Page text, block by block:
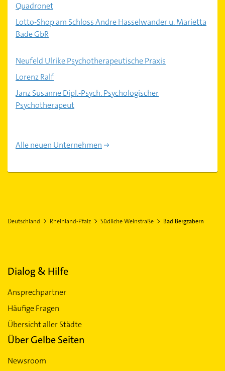
Quadronet
Lotto-Shop am Schloss Andre Hasselwander u. Marietta
Bade GbR
Neufeld Ulrike Psychotherapeutische Praxis
Lorenz Ralf
Janz Susanne Dipl.-Psych. Psychologischer
Psychotherapeut
Alle neuen Unternehmen
Deutschland Rheinland-Pfalz Südliche Weinstraße Bad Bergzabern
Dialog & Hilfe
Ansprechpartner
Häufige Fragen
Übersicht aller Städte
Über Gelbe Seiten
Newsroom